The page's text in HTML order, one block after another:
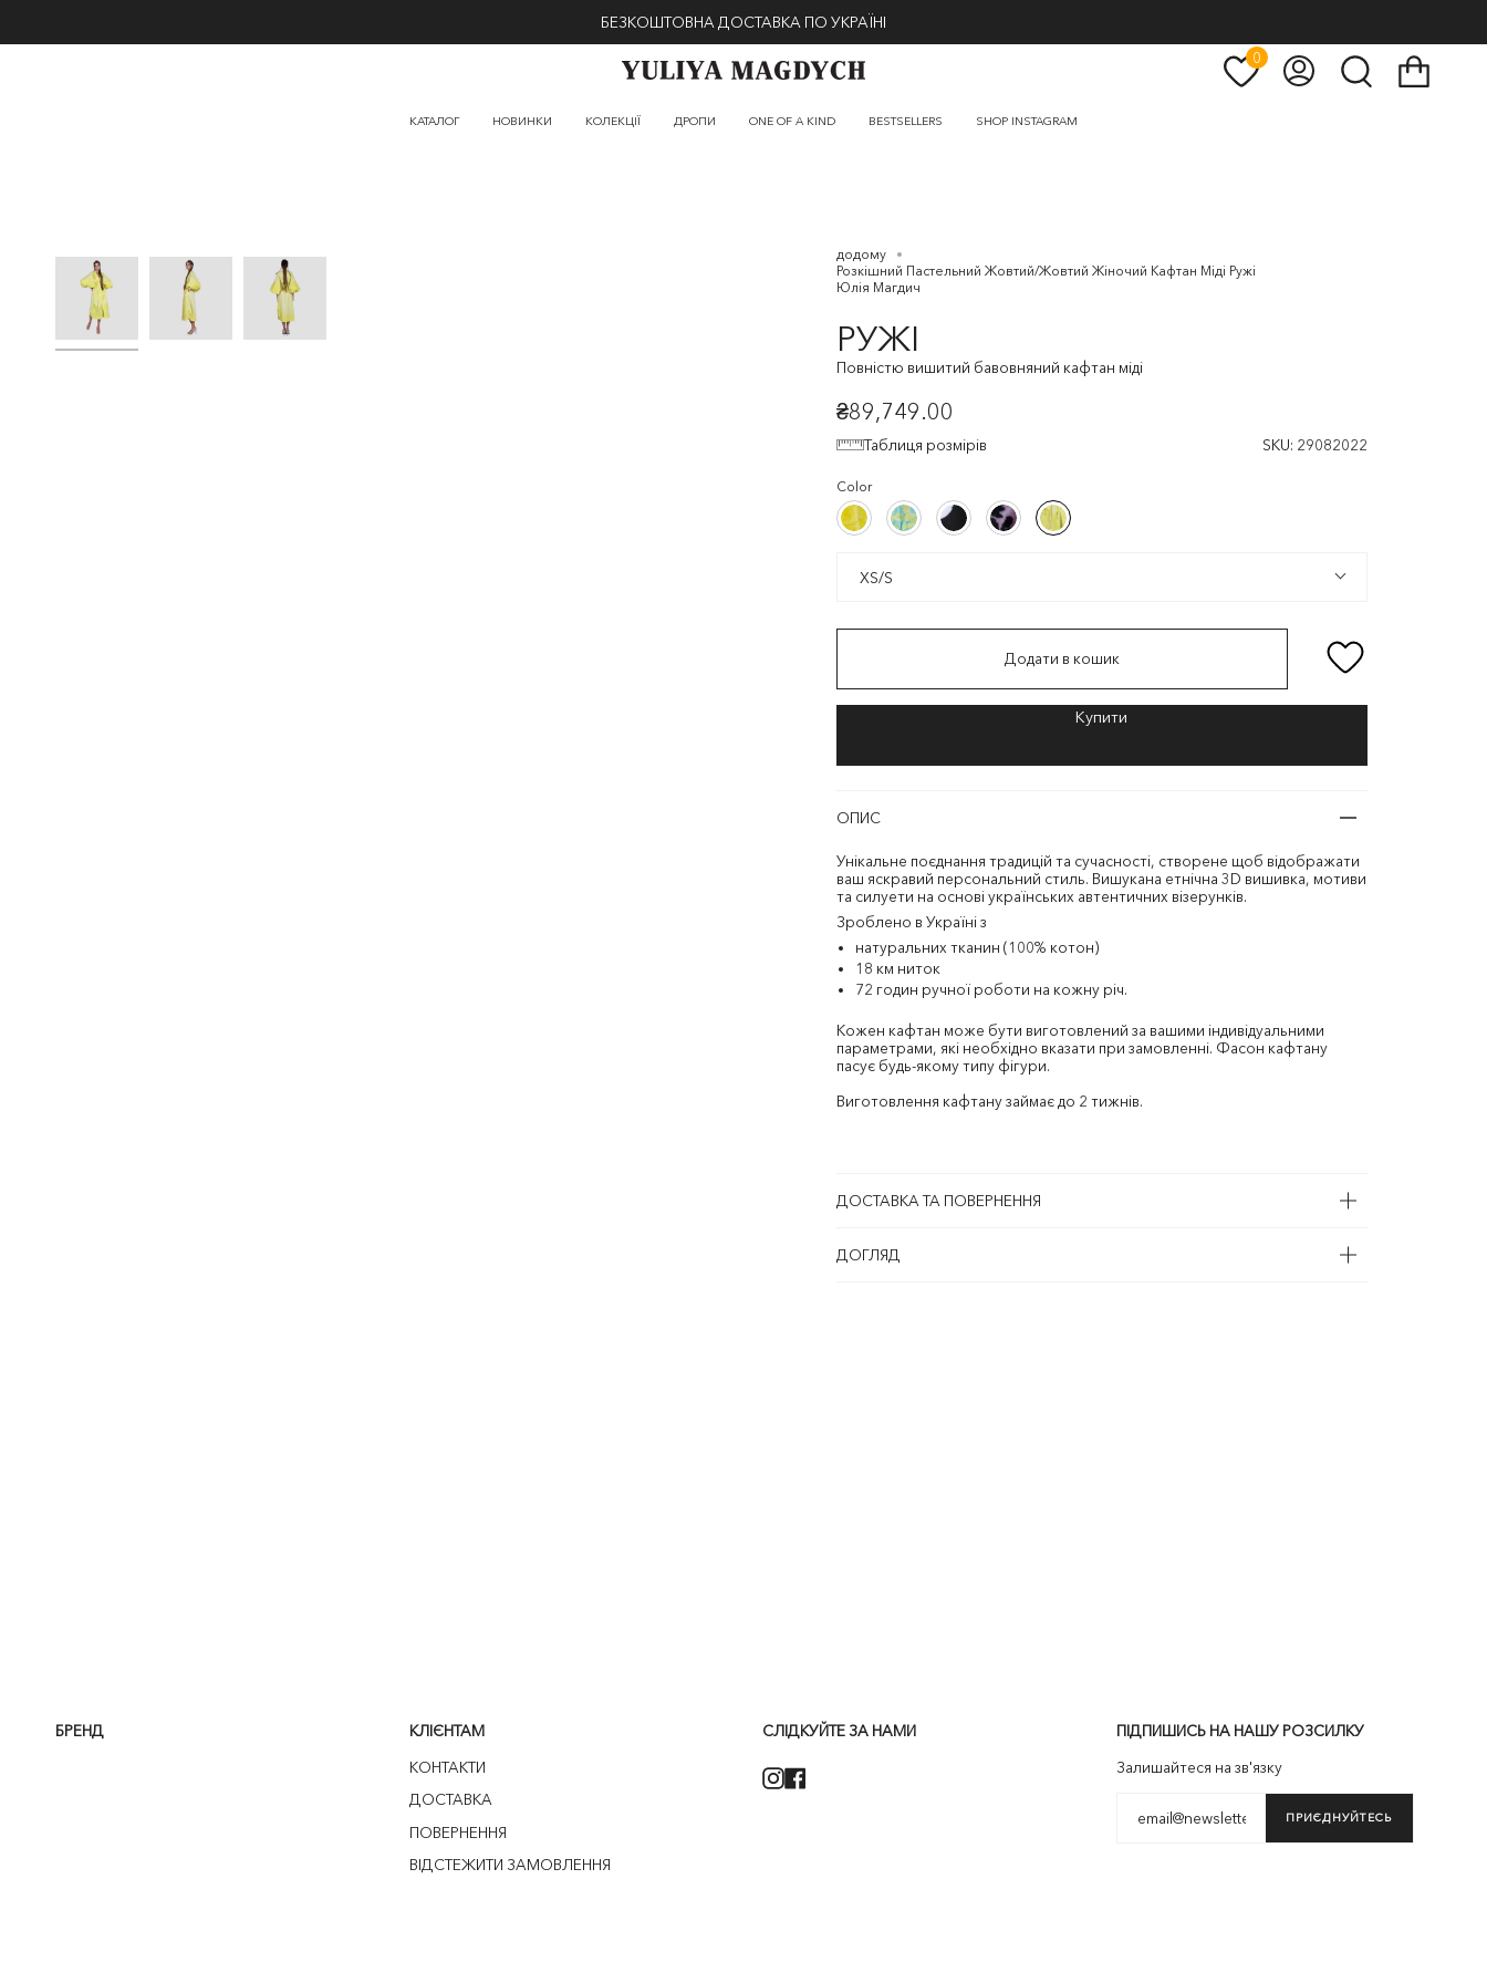
БЕЗКОШТОВНА ДОСТАВКА ПО УКРАЇНІ
0
Мій
Пошук
КАТАЛОГ НОВИНКИ КОЛЕКЦІЇ ДРОПИ ONE OF A KIND BESTSELLERS SHOP INSTAGRAM
додому
Розкішний Пастельний Жовтий/Жовтий Жіночий Кафтан Міді Ружі
Юлія Магдич
РУЖІ
Повністю вишитий бавовняний кафтан міді
₴89,749.00
Таблиця розмірів SKU: 29082022
Color
Жовтий/
Жовтий
Жовтий/
Світло
Блакитний/
Пастельний
Світло
Чорний/
БілийЧорний/
Ліловий/
Чорний
Ліловий/
Пастельний
Жовтий/
Жовтий
Пастельний
XS/S
XS/S
Додати в кошик
ОПИС
Унікальне поєднання традицій та сучасності, створене щоб відображати
ваш яскравий персональний стиль. Вишукана етнічна 3D вишивка, мотиви
та силуети на основі українських автентичних візерунків.
Зроблено в Україні з
натуральних тканин (100% котон)
18 км ниток
72 годин ручної роботи на кожну річ.
Кожен кафтан може бути виготовлений за вашими індивідуальними
параметрами, які необхідно вказати при замовленні. Фасон кафтану
пасує будь-якому типу фігури.
Виготовлення кафтану займає до 2 тижнів.
ДОСТАВКА ТА ПОВЕРНЕННЯ
ДОГЛЯД
БРЕНД КЛІЄНТАМ
КОНТАКТИ
ДОСТАВКА
ПОВЕРНЕННЯ
ВІДСТЕЖИТИ ЗАМОВЛЕННЯ
СЛІДКУЙТЕ ЗА НАМИ
Instagram
ПІДПИШИСЬ НА НАШУ РОЗСИЛКУ
Залишайтеся на зв'язку
ПРИЄДНУЙТЕСЬ